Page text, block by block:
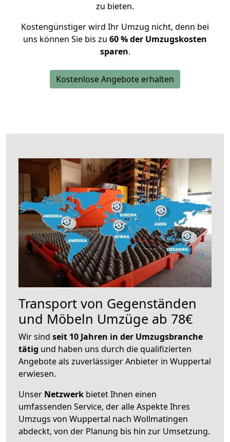
zu bieten.
Kostengünstiger wird Ihr Umzug nicht, denn bei
uns können Sie bis zu 60 % der Umzugskosten
sparen.
Kostenlose Angebote erhalten
Transport von Gegenständen
und Möbeln Umzüge ab 78€
Wir sind seit 10 Jahren in der Umzugsbranche
tätig und haben uns durch die qualifizierten
Angebote als zuverlässiger Anbieter in Wuppertal
erwiesen.
Unser Netzwerk bietet Ihnen einen
umfassenden Service, der alle Aspekte Ihres
Umzugs von Wuppertal nach Wollmatingen
abdeckt, von der Planung bis hin zur Umsetzung.